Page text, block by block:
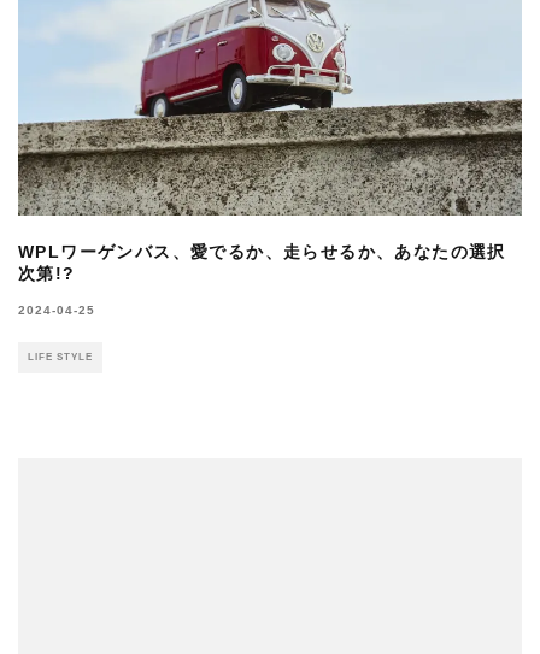
WPLワーゲンバス、愛でるか、走らせるか、あなたの選択
次第!?
2024-04-25
LIFE STYLE